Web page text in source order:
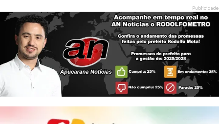
Publicidade